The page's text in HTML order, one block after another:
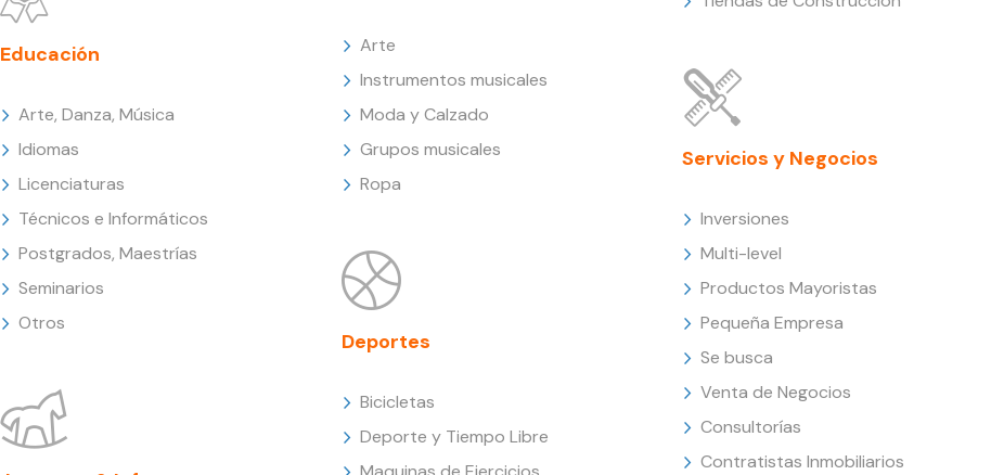
Educación
Arte, Danza, Música
Idiomas
Licenciaturas
Técnicos e Informáticos
Postgrados, Maestrías
Seminarios
Otros
Arte
Instrumentos musicales
Moda y Calzado
Grupos musicales
Ropa
Deportes
Bicicletas
Deporte y Tiempo Libre
Servicios y Negocios
Inversiones
Multi-level
Productos Mayoristas
Pequeña Empresa
Se busca
Venta de Negocios
Consultorías
Contratistas Inmobiliarios